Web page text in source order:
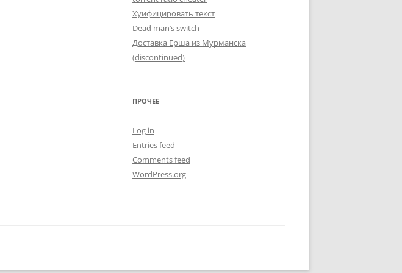
Хуифицировать текст
Dead man’s switch
Доставка Ерша из Мурманска
(discontinued)
ПРОЧЕЕ
Log in
Entries feed
Comments feed
WordPress.org